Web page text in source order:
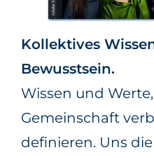
Kollektives
Bewusstsein.
Wissen und
Gemeinschaft
definieren. Uns